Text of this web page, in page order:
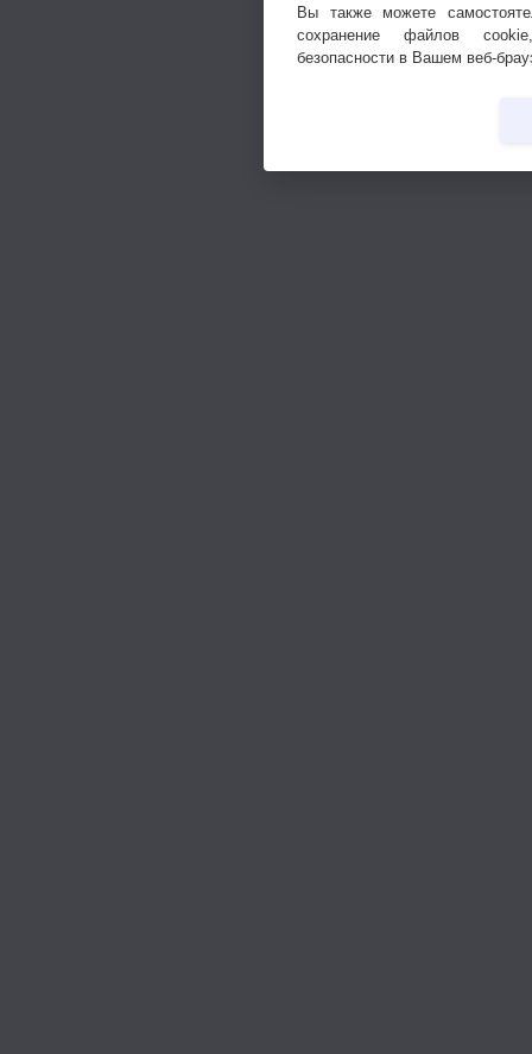
Вы также можете
сохранение файлов
безопасности в Вашем веб-